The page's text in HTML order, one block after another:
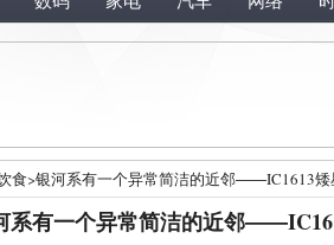
食>银河系有一个异常简洁的近邻――IC1613矮
系有一个异常简洁的近邻